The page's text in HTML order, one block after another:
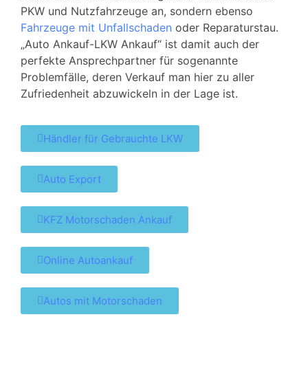
PKW und Nutzfahrzeuge an, sondern ebenso
Fahrzeuge mit Unfallschaden oder Reparaturstau.
„Auto Ankauf-LKW Ankauf“ ist damit auch der
perfekte Ansprechpartner für sogenannte
Problemfälle, deren Verkauf man hier zu aller
Zufriedenheit abzuwickeln in der Lage ist.
Händler für Gebrauchte LKW
Auto Export
KFZ Motorschaden Ankauf
Online Autoankauf
Autos mit Motorschaden